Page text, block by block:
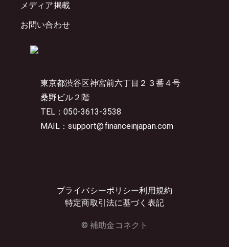
東京都渋谷区神宮前六丁目２３番４号
桑野ビル２階
TEL：050-3613-3538
MAIL：support@financeinjapan.com
プライバシーポリシー利用規約
特定商取引法に基づく表記
© 補助金コネクト
メディア掲載
お問い合わせ